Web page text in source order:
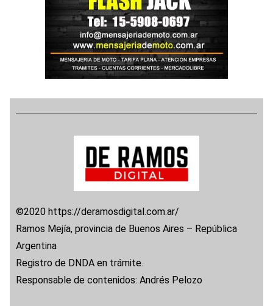
©2020 https://deramosdigital.com.ar/
Ramos Mejía, provincia de Buenos Aires – República
Argentina
Registro de DNDA en trámite.
Responsable de contenidos: Andrés Pelozo